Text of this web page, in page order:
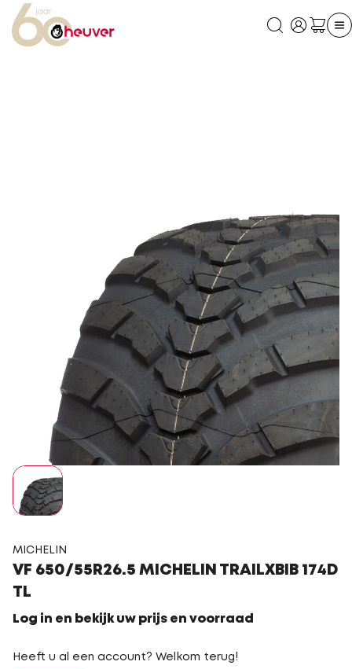
MICHELIN
VF 650/55R26.5 MICHELIN TRAILXBIB 174D
TL
Log in en bekijk uw prijs en voorraad
Heeft u al een account? Welkom terug!